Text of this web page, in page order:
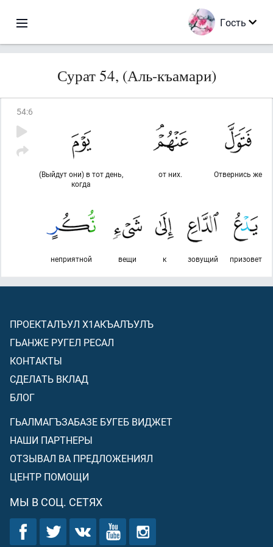
Гость
Сурат 54, (Аль-къамари)
54:6
Отвернись же
от них.
(Выйдут они) в тот день,
когда
призовет
зовущий
к
вещи
неприятной
ПРОЕКТАЛЪУЛ Х1АКЪАЛЪУЛЪ
ГЬАНЖЕ РУГЕЛ РЕСАЛ
КОНТАКТЫ
СДЕЛАТЬ ВКЛАД
БЛОГ
ГЬАЛМАГЪЗАБАЗЕ БУГЕБ ВИДЖЕТ
НАШИ ПАРТНЕРЫ
ОТЗЫВАЛ ВА ПРЕДЛОЖЕНИЯЛ
ЦЕНТР ПОМОЩИ
МЫ В СОЦ. СЕТЯХ